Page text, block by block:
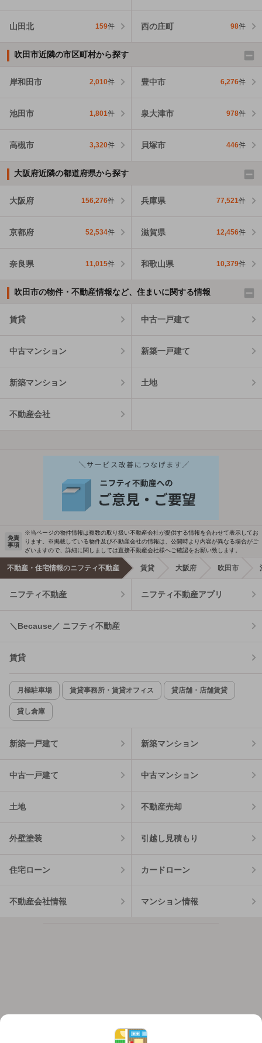
山田北 159件 西の庄町 98件
吹田市近隣の市区町村から探す
岸和田市 2,010件 豊中市 6,276件
池田市 1,801件 泉大津市 978件
高槻市 3,320件 貝塚市 446件
大阪府近隣の都道府県から探す
大阪府 156,276件 兵庫県 77,521件
京都府 52,534件 滋賀県 12,456件
奈良県 11,015件 和歌山県 10,379件
吹田市の物件・不動産情報など、住まいに関する情報
賃貸 中古一戸建て
中古マンション 新築一戸建て
新築マンション 土地
不動産会社
免責
事項
※当ページの物件情報は複数の取り扱い不動産会社が提供する情報を合わせて表示してお
ります。※掲載している物件及び不動産会社の情報は、公開時より内容が異なる場合がご
ざいますので、詳細に関しましては直接不動産会社様へご確認をお願い致します。
不動産・住宅情報のニフティ不動産 賃貸 大阪府 吹田市
ニフティ不動産 ニフティ不動産アプリ
＼Because／ ニフティ不動産
賃貸
月極駐車場 賃貸事務所・賃貸オフィス 貸店舗・店舗賃貸
貸し倉庫
新築一戸建て 新築マンション
中古一戸建て 中古マンション
土地 不動産売却
外壁塗装 引越し見積もり
住宅ローン カードローン
不動産会社情報 マンション情報